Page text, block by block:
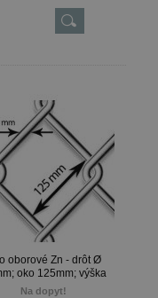
oborové Zn - drôt Ø
oko 125mm; výška
Na dopyt!